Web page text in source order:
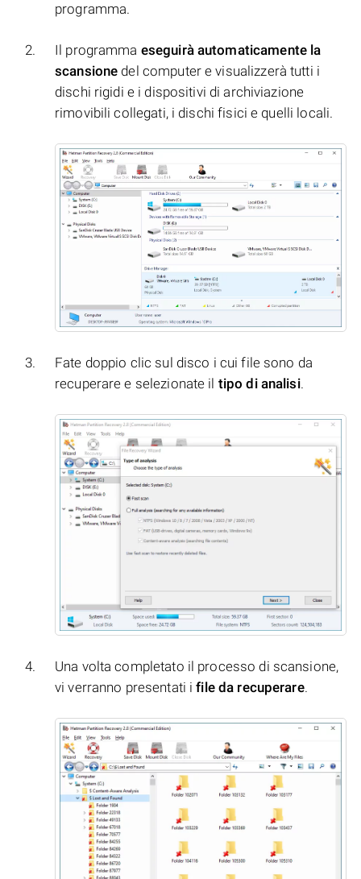
programma.
Il programma eseguirà automaticamente la
scansione del computer e visualizzerà tutti i
dischi rigidi e i dispositivi di archiviazione
rimovibili collegati, i dischi fisici e quelli locali.
Fate doppio clic sul disco i cui file sono da
recuperare e selezionate il tipo di analisi.
Una volta completato il processo di scansione,
vi verranno presentati ifile da recuperare.